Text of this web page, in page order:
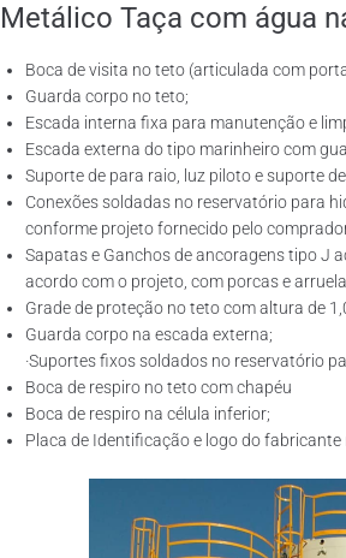
Metálico Taça com água
Boca de visita no teto (articulada com
Guarda corpo no teto;
Escada interna fixa para manutenção e
Escada externa do tipo marinheiro com
Suporte de para raio, luz piloto e suporte
Conexões soldadas no reservatório para
conforme projeto fornecido pelo
Sapatas e Ganchos de ancoragens tipo J
acordo com o projeto, com porcas e
Grade de proteção no teto com altura de
Guarda corpo na escada externa;
·Suportes fixos soldados no reservatório
Boca de respiro no teto com chapéu
Boca de respiro na célula inferior;
Placa de Identificação e logo do fabricante